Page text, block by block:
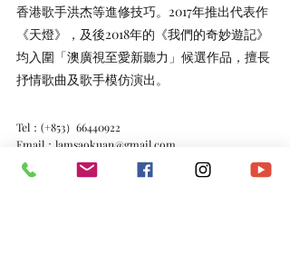
香港歌手洪杰等進修技巧。2017年推出代表作
《天燈》，及後2018年的《我們的奇妙遊記》
均入圍「澳廣視至愛新聽力」候選作品，擅長
抒情歌曲及歌手模仿演出。
Tel：(+853）66440922
Email： lamsaokuan@gmail.com